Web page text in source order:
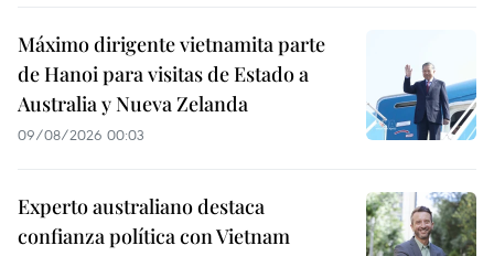
Máximo dirigente vietnamita parte
de Hanoi para visitas de Estado a
Australia y Nueva Zelanda
09/08/2026 00:03
Experto australiano destaca
confianza política con Vietnam